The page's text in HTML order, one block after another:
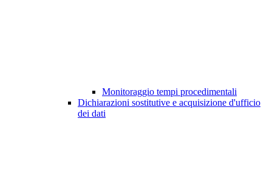
Monitoraggio tempi procedimentali
Dichiarazioni sostitutive e acquisizione d'ufficio
dei dati